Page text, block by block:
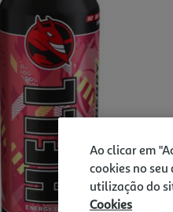
Ao clicar em
cookies no
utilização do
Cookies